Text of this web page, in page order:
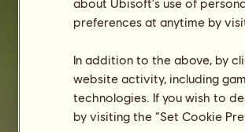
hnedák 12% myšací
škvrnitý šedý 10% červený
čierny ryšiak 8 % tmavý
Svetlošedý 8% Cremello
Čierny 7%
preferences at anytime by
In addition to the above, by
website activity, including
technologies. If you wish to
by visiting the “Set Cookie